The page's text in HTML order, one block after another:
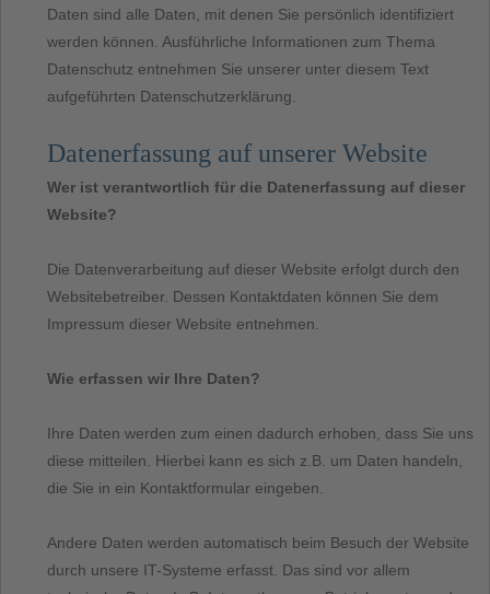
Daten sind alle Daten, mit denen Sie persönlich identifiziert
werden können. Ausführliche Informationen zum Thema
Datenschutz entnehmen Sie unserer unter diesem Text
aufgeführten Datenschutzerklärung.
Datenerfassung auf unserer Website
Wer ist verantwortlich für die Datenerfassung auf dieser
Website?
Die Datenverarbeitung auf dieser Website erfolgt durch den
Websitebetreiber. Dessen Kontaktdaten können Sie dem
Impressum dieser Website entnehmen.
Wie erfassen wir Ihre Daten?
Ihre Daten werden zum einen dadurch erhoben, dass Sie uns
diese mitteilen. Hierbei kann es sich z.B. um Daten handeln,
die Sie in ein Kontaktformular eingeben.
Andere Daten werden automatisch beim Besuch der Website
durch unsere IT-Systeme erfasst. Das sind vor allem